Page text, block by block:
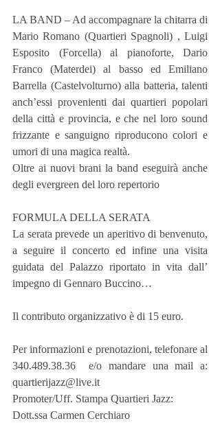
LA BAND – Ad accompagnare la chitarra di
Mario Romano (Quartieri Spagnoli) , Luigi
Esposito (Forcella) al pianoforte, Dario
Franco (Materdei) al basso ed Emiliano
Barrella (Castelvolturno) alla batteria, talenti
anch’essi provenienti dai quartieri popolari
della città e provincia, e che nel loro sound
frizzante e sanguigno riproducono colori e
umori di una magica realtà.
Oltre ai nuovi brani la band eseguirà anche
degli evergreen del loro repertorio
FORMULA DELLA SERATA
La serata prevede un aperitivo di benvenuto,
a seguire il concerto ed infine una visita
guidata del Palazzo riportato in vita dall’
impegno di Gennaro Buccino…
Il contributo organizzativo è di 15 euro.
Per informazioni e prenotazioni, telefonare al
340.489.38.36  e/o mandare una mail a:
quartierijazz@live.it
Promoter/Uff. Stampa Quartieri Jazz:
Dott.ssa Carmen Cerchiaro